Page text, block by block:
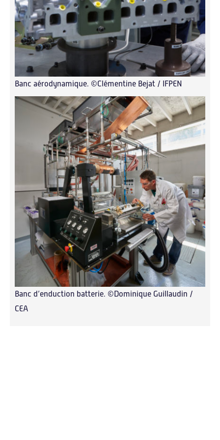
Banc aérodynamique. ©Clémentine Bejat / IFPEN
Banc d’enduction batterie. ©Dominique Guillaudin /
CEA